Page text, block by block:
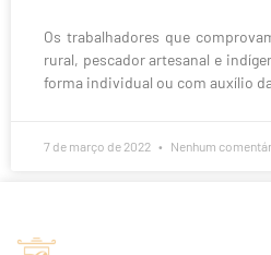
Os trabalhadores que
rural, pescador artesanal e
forma individual ou com auxílio
7 de março de 2022 Nenhum